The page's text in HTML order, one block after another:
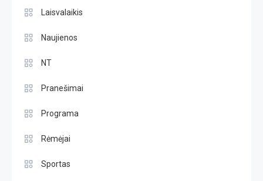
Laisvalaikis
Naujienos
NT
Pranešimai
Programa
Rėmėjai
Sportas